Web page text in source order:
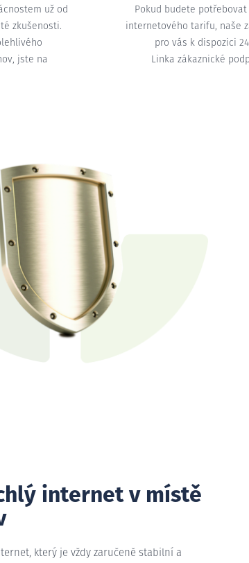
už od
zkušenosti.
jste na
Pokud budete
internetového tarifu, naše
pro vás k dispozici
Linka zákaznické
internet v místě
který je vždy zaručeně stabilní a